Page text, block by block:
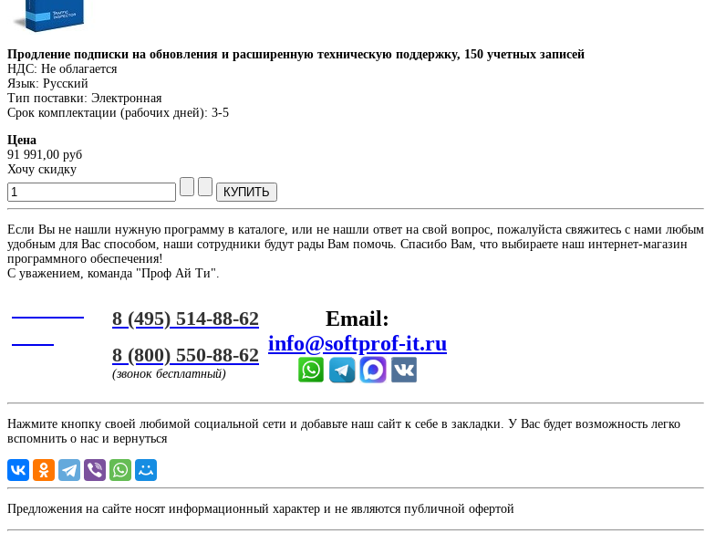
Продление подписки на обновления и расширенную техническую поддержку, 150 учетных записей
НДС: Не облагается
Язык: Русский
Тип поставки: Электронная
Срок комплектации (рабочих дней): 3-5
Цена
91 991,00 руб
Хочу скидку
Если Вы не нашли нужную программу в каталоге, или не нашли ответ на свой вопрос, пожалуйста свяжитесь с нами любым
удобным для Вас способом, наши сотрудники будут рады Вам помочь. Спасибо Вам, что выбираете наш интернет-магазин
программного обеспечения!
С уважением, команда "Проф Ай Ти".
8 (495) 514-88-62
8 (800) 550-88-62
(звонок бесплатный)
Email:
info@softprof-it.ru
Нажмите кнопку своей любимой социальной сети и добавьте наш сайт к себе в закладки. У Вас будет возможность легко
вспомнить о нас и вернуться
Предложения на сайте носят информационный характер и не являются публичной офертой